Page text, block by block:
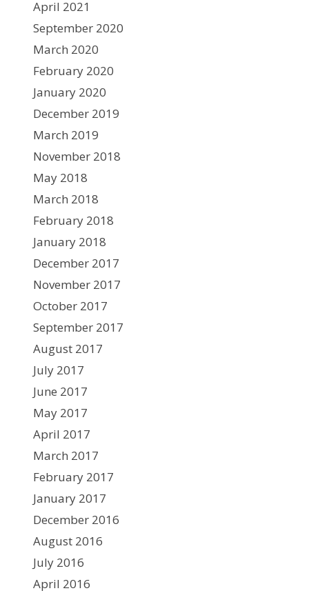
April 2021
September 2020
March 2020
February 2020
January 2020
December 2019
March 2019
November 2018
May 2018
March 2018
February 2018
January 2018
December 2017
November 2017
October 2017
September 2017
August 2017
July 2017
June 2017
May 2017
April 2017
March 2017
February 2017
January 2017
December 2016
August 2016
July 2016
April 2016